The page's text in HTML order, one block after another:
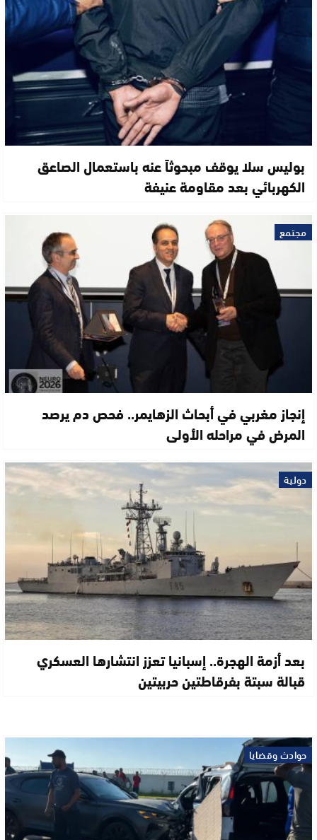
بوليس سلا يوقف مبحوثاً عنه باستعمال الصاعق
الكهربائي بعد مقاومة عنيفة
مجتمع
إنجاز مغربي في أبحاث الزهايمر.. فحص دم يرصد
المرض في مراحله الأولى
دولية
بعد أزمة الهجرة.. إسبانيا تعزز انتشارها العسكري
قبالة سبتة بفرقاطتين حربيتين
حوادث وقضايا